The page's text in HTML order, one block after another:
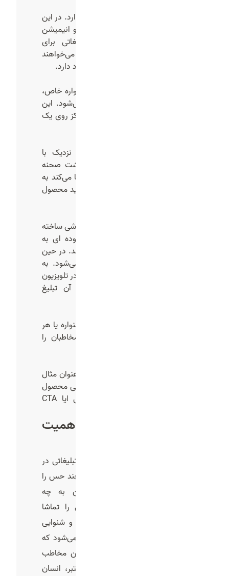
این نوع تیزر جذابیت بصری زیادی دارد. در این
تیزر از گرافیک متحرک، نوشته ها و انیمیشن
استفاده می‌شود. این تیزر تبلیغاتی برای
خدمات دیجیتال یا برند هایی که می‌خواهند
مدرن و خلاق دیده شوند بسیار کاربرد دارد.
برای معرفی یک تخفیف ویژه، جشنواره خاص،
رویداد یا خدمات جدید استفاده می‌شود. این
نوع تیزر کوتاه و شفاف است و تمرکز روی یک
این نوع تیزر برای ایجاد ارتباط نزدیک با
مخاطبان استفاده می‌شود. تیزر پشت صحنه
مخاطب را با فضای داخلی برند آشنا می‌کند به
عنوان مثال تیزر از پشت صحنه تولید محصول
بیشتر به شکل ویدیو های کوتاه آموزشی ساخته
می‌شود تا از این طریق ارزش افزوده ای به
مخاطب بدهد و مخاطب را جذب کند. در حین
آموزش، برند یا محصول معرفی می‌شود. به
عنوان مثال آموزش های آشپزی که در تلویزیون
نشان داده می‌شود و در میان آن تبلیغ
برای تبلیغ کنفرانس، نمایشگاه، جشنواره یا هر
رویداد خاصی ساخته می‌شود تا مخاطبان را
ترکیبی از چند مدل تیزر می‌باشد به عنوان مثال
تیزری که داستان سرایی دارد، معرفی محصول
دارد و در پایان یک اطلاع رسانی ایا CTA
چرا تیزر تبلیغاتی اهمیت
ویدیو یکی از قوی ترین ابزاز های تبلیغاتی در
دنیای امروز محسوب می‌شود زیرا چند حس را
همزمان درگیر می‌کند. حالا این به چه
معناست؟ وقتی محاطب ویدیویی را تماشا
می‌کند، همزمان حس های بینایی و شنوایی
فعال می‌شود. این موضوع باعث می‌شود که
پیام برند و محصول، بهتر در ذهن مخاطب
ثبت شود. بر اساس تحقیقات معتبر، انسان